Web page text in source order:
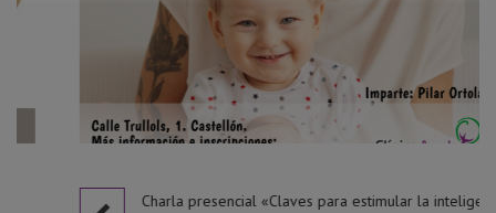
Charla presencial «Claves para estimular la inteligencia